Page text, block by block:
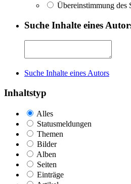
Übereinstimmung des
Suche Inhalte eines
Suche Inhalte eines Autors
Inhaltstyp
Alles
Statusmeldungen
Themen
Bilder
Alben
Seiten
Einträge